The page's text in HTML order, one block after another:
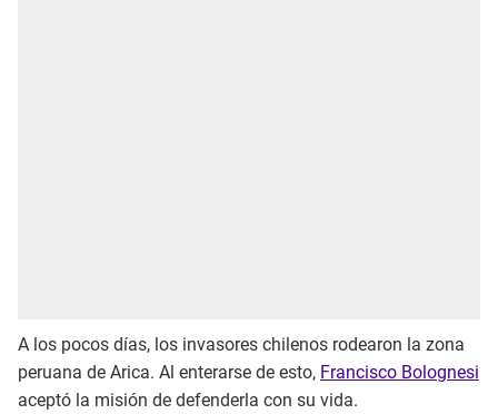
A los pocos días, los invasores chilenos rodearon la zona
peruana de Arica. Al enterarse de esto, Francisco Bolognesi
aceptó la misión de defenderla con su vida.